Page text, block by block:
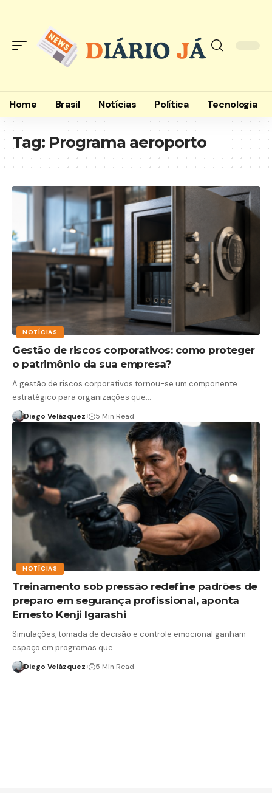
Home Brasil Notícias Política Tecnologia
Tag: Programa aeroporto
NOTÍCIAS
Gestão de riscos corporativos: como proteger
o patrimônio da sua empresa?
A gestão de riscos corporativos tornou-se um componente
estratégico para organizações que…
Diego Velázquez 5 Min Read
NOTÍCIAS
Treinamento sob pressão redefine padrões de
preparo em segurança profissional, aponta
Ernesto Kenji Igarashi
Simulações, tomada de decisão e controle emocional ganham
espaço em programas que…
Diego Velázquez 5 Min Read